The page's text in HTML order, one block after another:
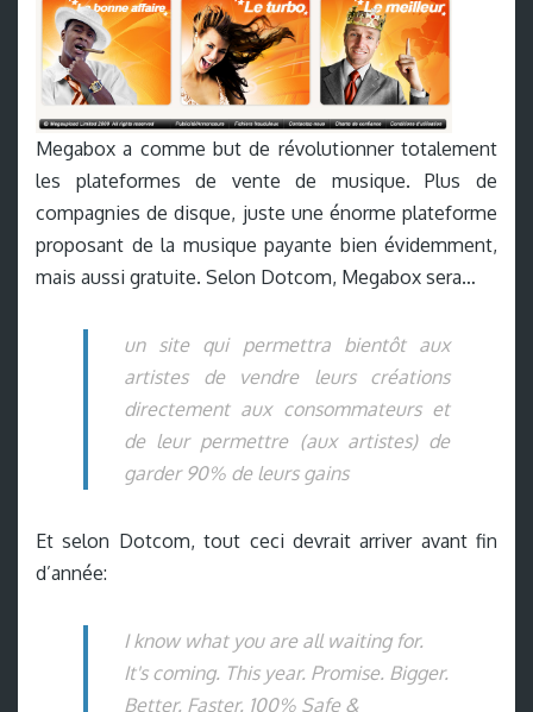
Megabox a comme but de révolutionner totalement
les plateformes de vente de musique. Plus de
compagnies de disque, juste une énorme plateforme
proposant de la musique payante bien évidemment,
mais aussi gratuite. Selon Dotcom, Megabox sera…
un site qui permettra bientôt aux
artistes de vendre leurs créations
directement aux consommateurs et
de leur permettre (aux artistes) de
garder 90% de leurs gains
Et selon Dotcom, tout ceci devrait arriver avant fin
d’année:
I know what you are all waiting for.
It's coming. This year. Promise. Bigger.
Better. Faster. 100% Safe &